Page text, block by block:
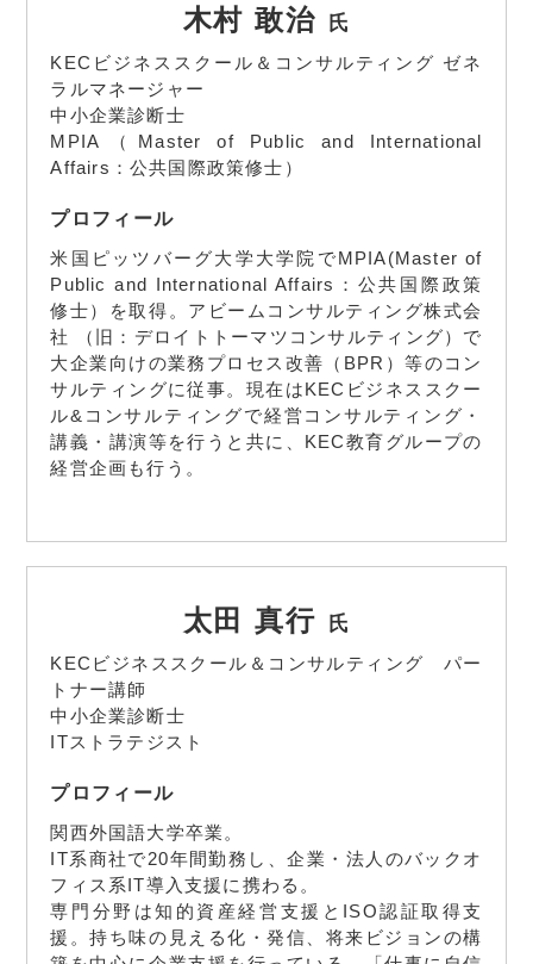
木村 敢治 氏
KECビジネススクール＆コンサルティング ゼネ
ラルマネージャー
中小企業診断士
MPIA（Master of Public and International
Affairs：公共国際政策修士）
プロフィール
米国ピッツバーグ大学大学院でMPIA(Master of
Public and International Affairs：公共国際政策
修士）を取得。アビームコンサルティング株式会
社 （旧：デロイトトーマツコンサルティング）で
大企業向けの業務プロセス改善（BPR）等のコン
サルティングに従事。現在はKECビジネススクー
ル&コンサルティングで経営コンサルティング・
講義・講演等を行うと共に、KEC教育グループの
経営企画も行う。
太田 真行 氏
KECビジネススクール＆コンサルティング パー
トナー講師
中小企業診断士
ITストラテジスト
プロフィール
関西外国語大学卒業。
IT系商社で20年間勤務し、企業・法人のバックオ
フィス系IT導入支援に携わる。
専門分野は知的資産経営支援とISO認証取得支
援。持ち味の見える化・発信、将来ビジョンの構